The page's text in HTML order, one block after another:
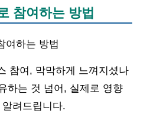
참여하는 방법
여하는 방법
참여, 막막하게 느껴지셨나
하는 것 넘어, 실제로 영향
려드립니다.